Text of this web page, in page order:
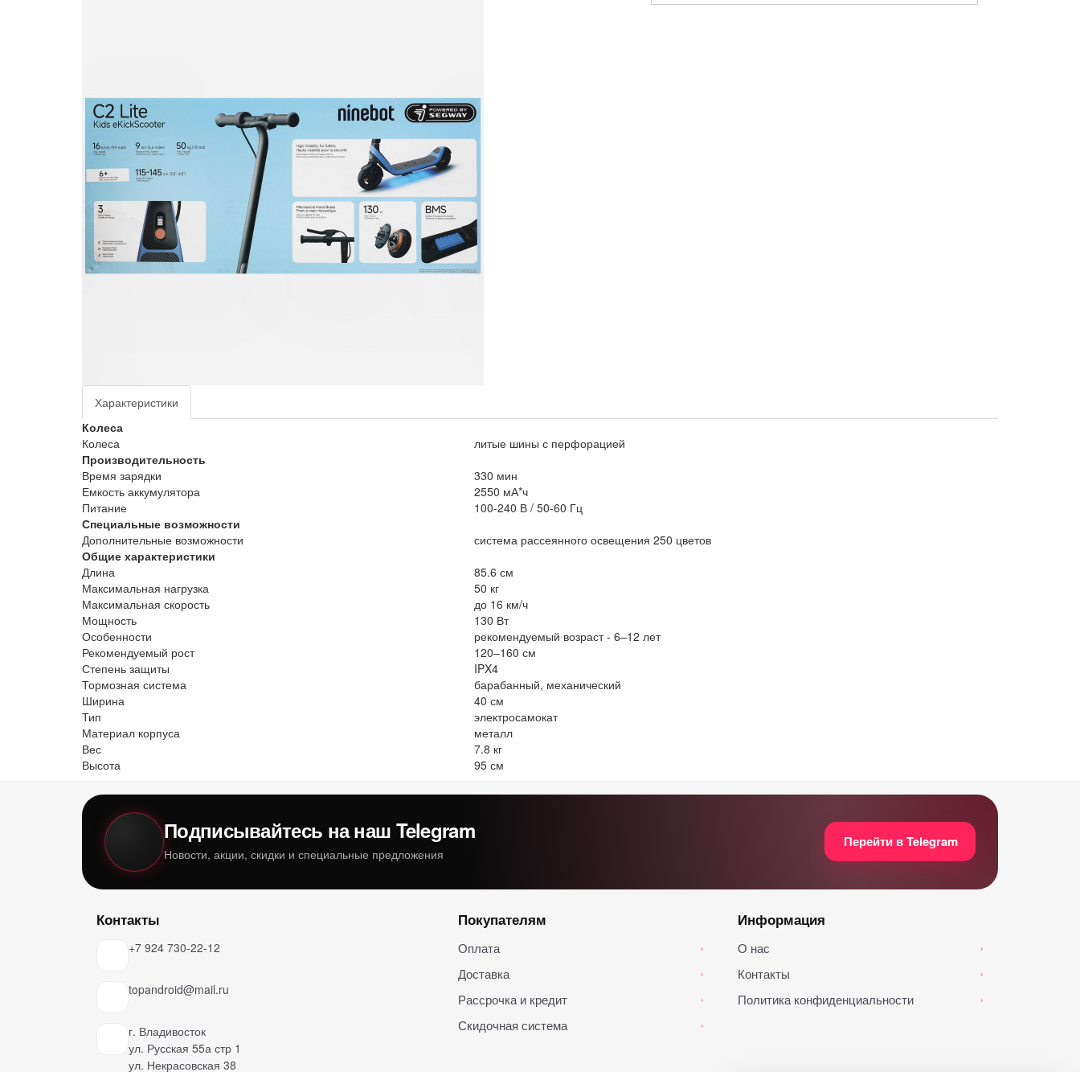
Характеристики
Колеса
Колеса
литые шины с перфорацией
Производительность
Время зарядки
330 мин
Емкость аккумулятора
2550 мА*ч
Питание
100-240 В / 50-60 Гц
Специальные возможности
Дополнительные возможности
система рассеянного освещения 250 цветов
Общие характеристики
Длина
85.6 см
Максимальная нагрузка
50 кг
Максимальная скорость
до 16 км/ч
Мощность
130 Вт
Особенности
рекомендуемый возраст - 6–12 лет
Рекомендуемый рост
120–160 см
Степень защиты
IPX4
Тормозная система
барабанный, механический
Ширина
40 см
Тип
электросамокат
Материал корпуса
металл
Вес
7.8 кг
Высота
95 см
Подписывайтесь на наш Telegram
Новости, акции, скидки и специальные предложения
Перейти в Telegram
Контакты
+7 924 730-22-12
topandroid@mail.ru
г. Владивосток
ул. Русская 55а стр 1
ул. Некрасовская 38
Покупателям
Оплата ›
Доставка ›
Рассрочка и кредит ›
Скидочная система ›
Информация
О нас ›
Контакты ›
Политика конфиденциальности ›